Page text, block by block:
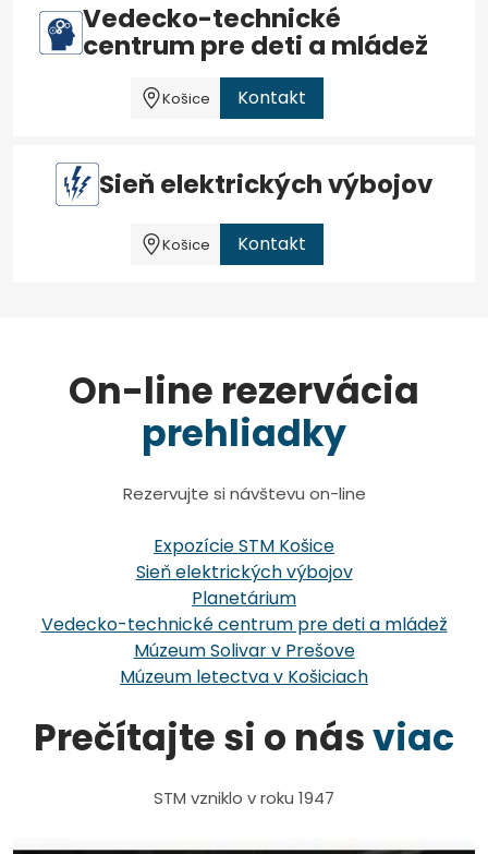
Vedecko-technické
centrum pre deti a mládež
Košice Kontakt
Sieň elektrických výbojov
Košice Kontakt
On-line rezervácia
prehliadky
Rezervujte si návštevu on-line
Expozície STM Košice
Sieň elektrických výbojov
Planetárium
Vedecko-technické centrum pre deti a mládež
Múzeum Solivar v Prešove
Múzeum letectva v Košiciach
Prečítajte si o násviac
STM vzniklo v roku 1947